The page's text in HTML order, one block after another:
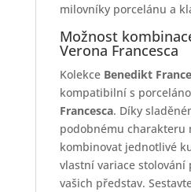
milovníky porcelánu a
Možnost
Verona Francesca
Kolekce Benedikt
kompatibilní s
Francesca. Díky
podobnému charakteru
kombinovat jednotlivé
vlastní variace stolování
vašich představ.